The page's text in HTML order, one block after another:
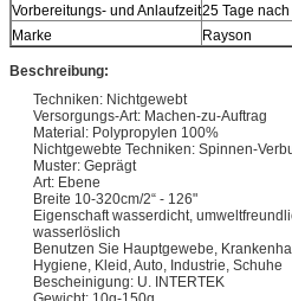
Vorbereitungs- und Anlaufzeit25 Tage
Marke
Rayson
Beschreibung:
Techniken: Nichtgewebt
Versorgungs-Art: Machen-zu-Auftrag
Material: Polypropylen 100%
Nichtgewebte Techniken: Spinnen-
Muster: Geprägt
Art: Ebene
Breite 10-320cm/2“ - 126"
Eigenschaft wasserdicht,
wasserlöslich
Benutzen Sie Hauptgewebe,
Hygiene, Kleid, Auto, Industrie, Schuhe
Bescheinigung: U. INTERTEK